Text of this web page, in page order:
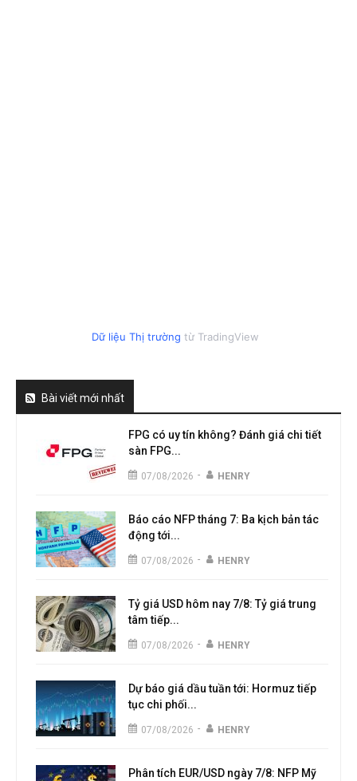
Dữ liệu Thị trường từ TradingView
Bài viết mới nhất
FPG có uy tín không? Đánh giá chi tiết
sàn FPG...
07/08/2026 - HENRY
Báo cáo NFP tháng 7: Ba kịch bản tác
động tới...
07/08/2026 - HENRY
Tỷ giá USD hôm nay 7/8: Tỷ giá trung
tâm tiếp...
07/08/2026 - HENRY
Dự báo giá dầu tuần tới: Hormuz tiếp
tục chi phối...
07/08/2026 - HENRY
Phân tích EUR/USD ngày 7/8: NFP Mỹ